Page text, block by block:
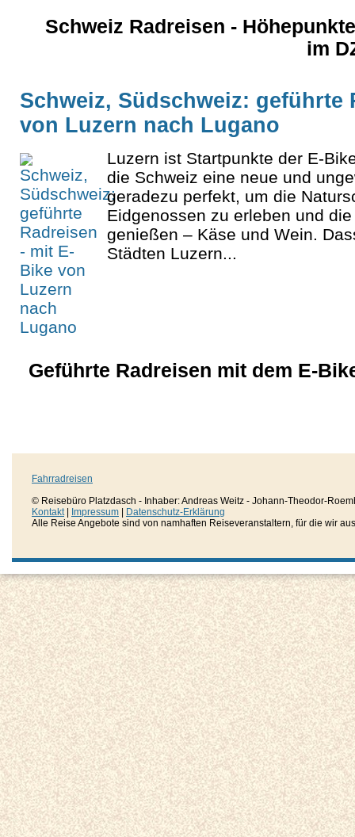
Schweiz Radreisen -
im
Schweiz, Südschweiz: geführte
von Luzern nach Lugano
Luzern ist Startpunkte der E-
die Schweiz eine neue und
geradezu perfekt, um die
Eidgenossen zu erleben und
genießen – Käse und Wein.
Städten Luzern...
Geführte Radreisen mit dem E-
Fahrradreisen
© Reisebüro Platzdasch - Inhaber: Andreas Weitz - Johann-Theodor-
Kontakt| Impressum
Datenschutz-Erklärung
Alle Reise Angebote sind von namhaften Reiseveranstaltern, für die wir